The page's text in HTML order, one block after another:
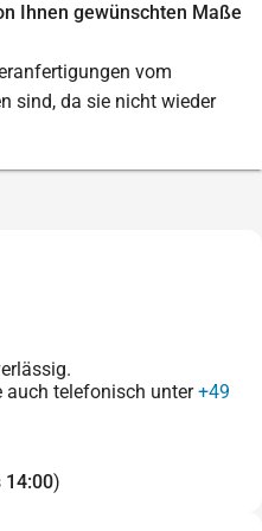
Ihnen gewünschten Maße
vom
sind, da sie nicht wieder
auch telefonisch unter+49
14:00)